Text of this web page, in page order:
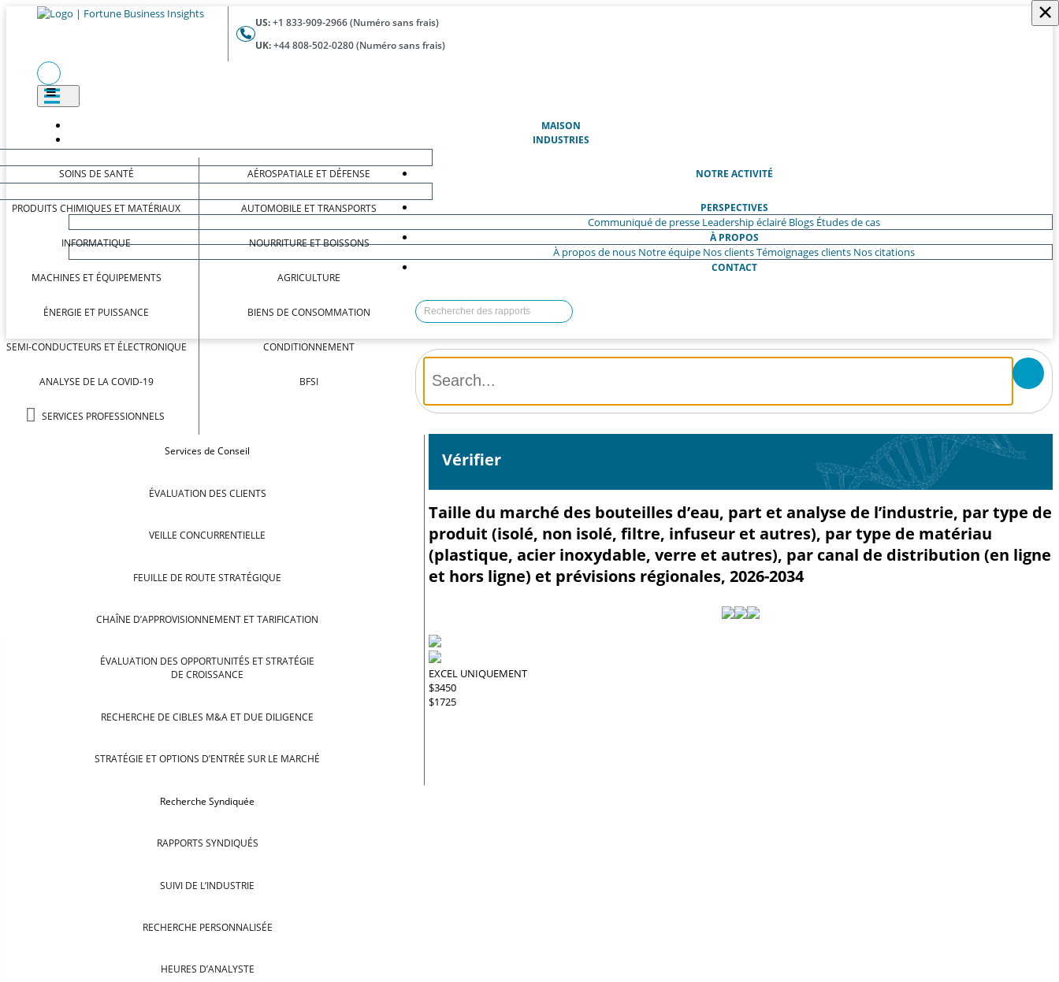
US:+1 833-909-2966 (Numéro sans frais)
UK:+44 808-502-0280 (Numéro sans frais)
MAISON(ACTUEL)
INDUSTRIES
SOINS DE SANTÉ
PRODUITS CHIMIQUES ET MATÉRIAUX
INFORMATIQUE
MACHINES ET ÉQUIPEMENTS
ÉNERGIE ET PUISSANCE
SEMI-CONDUCTEURS ET ÉLECTRONIQUE
ANALYSE DE LA COVID-19
SERVICES PROFESSIONNELS
AÉROSPATIALE ET DÉFENSE
AUTOMOBILE ET TRANSPORTS
NOURRITURE ET BOISSONS
AGRICULTURE
BIENS DE CONSOMMATION
CONDITIONNEMENT
BFSI
NOTRE ACTIVITÉ
Services de Conseil
ÉVALUATION DES CLIENTS
VEILLE CONCURRENTIELLE
FEUILLE DE ROUTE STRATÉGIQUE
CHAÎNE D’APPROVISIONNEMENT ET TARIFICATION
ÉVALUATION DES OPPORTUNITÉS ET STRATÉGIE
DE CROISSANCE
RECHERCHE DE CIBLES M&A ET DUE DILIGENCE
STRATÉGIE ET OPTIONS D’ENTRÉE SUR LE MARCHÉ
Recherche Syndiquée
RAPPORTS SYNDIQUÉS
SUIVI DE L’INDUSTRIE
RECHERCHE PERSONNALISÉE
HEURES D’ANALYSTE
PERSPECTIVES
Communiqué de presse Leadership éclairé Blogs Études de cas
À PROPOS
À propos de nous Notre équipe Nos clientsTémoignages clients Nos citations
CONTACT
×
Vérifier
Taille du marché des bouteilles d’eau, part et analyse de l’industrie, par type de
produit (isolé, non isolé, filtre, infuseur et autres), par type de matériau
(plastique, acier inoxydable, verre et autres), par canal de distribution (en ligne
et hors ligne) et prévisions régionales, 2026-2034
EXCEL UNIQUEMENT
$3450
$1725